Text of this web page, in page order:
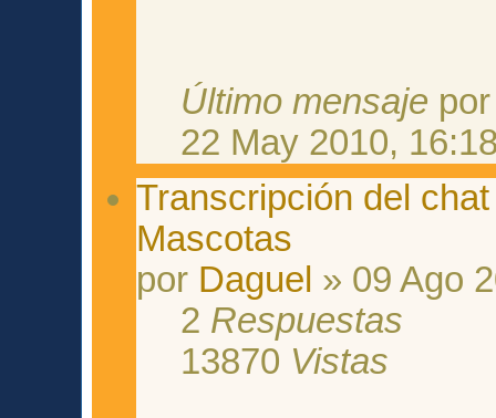
Último mensaje
22 May 2010,
Transcripción del
Mascotas
por Daguel » 09 Ago
2 Respuestas
13870 Vistas